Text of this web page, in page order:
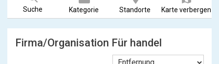
Suche Kategorie Standorte Karte verbergen
Firma/Organisation Für handel